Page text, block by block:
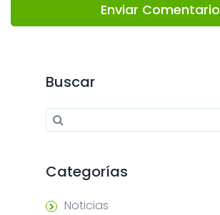
Enviar Comentario
Buscar
Search for:
Categorías
Noticias